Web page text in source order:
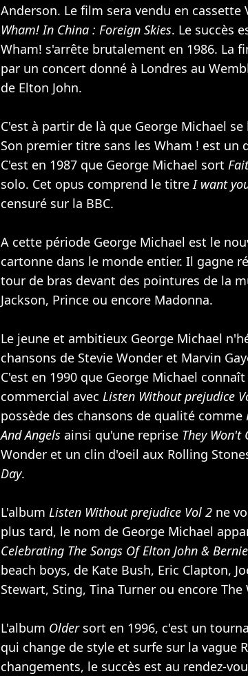
Anderson. Le film sera vendu en cassette
Wham! In China : Foreign Skies. Le succès
Wham! s'arrête brutalement en 1986. La
par un concert donné à Londres au
de Elton John.
C'est à partir de là que George Michael
Son premier titre sans les Wham ! est un
C'est en 1987 que George Michael sort
solo. Cet opus comprend le titreI want
censuré sur la BBC.
A cette période George Michael est le
cartonne dans le monde entier. Il gagne
tour de bras devant des pointures de la
Jackson, Prince ou encore Madonna.
Le jeune et ambitieux George Michael
chansons de Stevie Wonder et Marvin
C'est en 1990 que George Michael
commercial avec Listen Without prejudice
possède des chansons de qualité comme
And Angels ainsi qu'une reprise They Won't
Wonder et un clin d'oeil aux Rolling
Day.
L'album Listen Without prejudice Vol 2 ne
plus tard, le nom de George Michael
Celebrating The Songs Of Elton John &
beach boys, de Kate Bush, Eric Clapton,
Stewart, Sting, Tina Turner ou encore The
L'album Older sort en 1996, c'est un
qui change de style et surfe sur la vague
changements, le succès est au rendez-